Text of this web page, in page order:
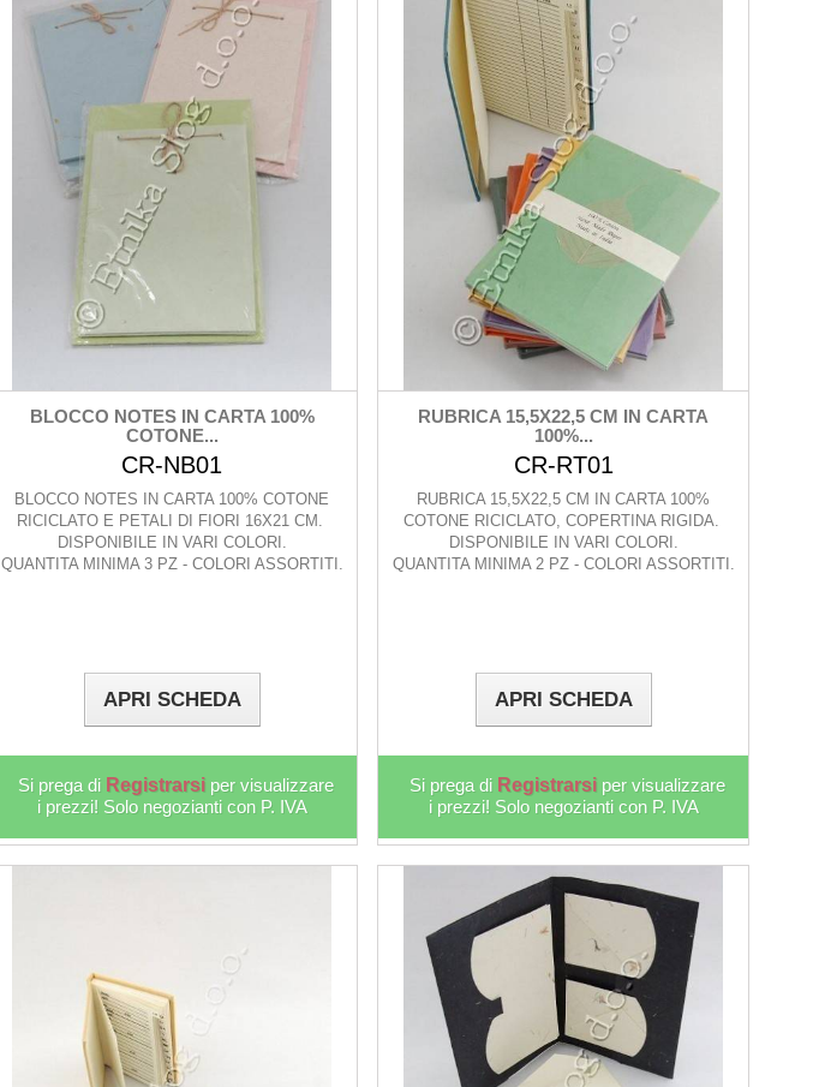
BLOCCO NOTES IN CARTA 100%
COTONE...
CR-NB01
BLOCCO NOTES IN CARTA 100% COTONE
RICICLATO E PETALI DI FIORI 16X21 CM.
DISPONIBILE IN VARI COLORI.
QUANTITA MINIMA 3 PZ - COLORI ASSORTITI.
APRI SCHEDA
Si prega di Registrarsi per visualizzare
i prezzi! Solo negozianti con P. IVA
RUBRICA 15,5X22,5 CM IN CARTA
100%...
CR-RT01
RUBRICA 15,5X22,5 CM IN CARTA 100%
COTONE RICICLATO, COPERTINA RIGIDA.
DISPONIBILE IN VARI COLORI.
QUANTITA MINIMA 2 PZ - COLORI ASSORTITI.
APRI SCHEDA
Si prega di Registrarsi per visualizzare
i prezzi! Solo negozianti con P. IVA